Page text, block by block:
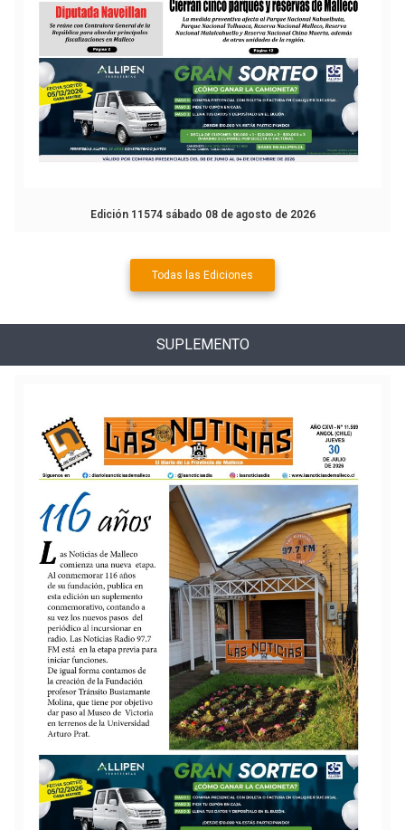
Edición 11574 sábado 08 de agosto de 2026
Todas las Ediciones
SUPLEMENTO